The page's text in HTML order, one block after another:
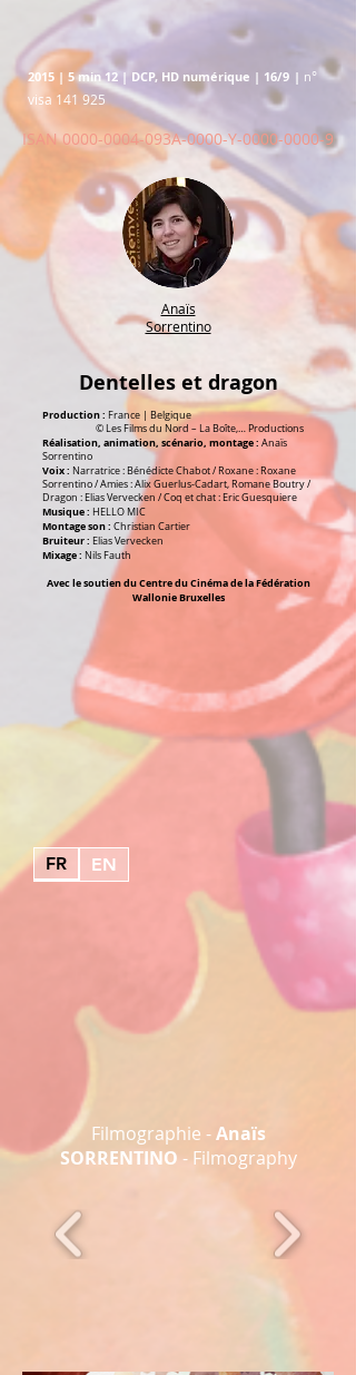
2015 | 5 min 12 | DCP, HD numérique | 16/9 | n°
visa 141 925
ISAN0000-0004-093A-0000-Y-0000-0000-9
Anaïs
Sorrentino
Dentelles et dragon
Production : France | Belgique
© Les Films du Nord – La Boîte,… Productions
Réalisation, animation, scénario, montage : Anaïs
Sorrentino
Voix : Narratrice : Bénédicte Chabot / Roxane : Roxane
Sorrentino / Amies : Alix Guerlus-Cadart, Romane Boutry /
Dragon : Elias Vervecken / Coq et chat : Eric Guesquiere
Musique : HELLO MIC
Montage son : Christian Cartier
Bruiteur : Elias Vervecken
Mixage : Nils Fauth
Avec le soutien du Centre du Cinéma de la Fédération
Wallonie Bruxelles
FR EN
Filmographie -Anaïs
SORRENTINO - Filmography